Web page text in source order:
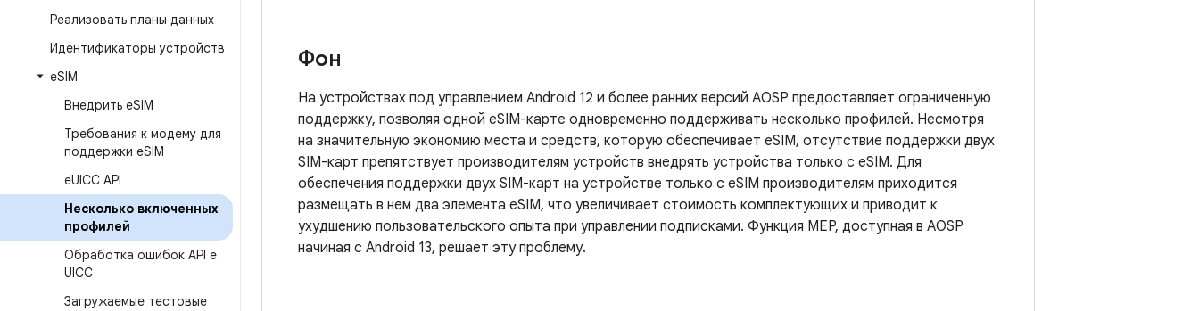
Реализовать планы данных
Идентификаторы устройств
eSIM
Внедрить eSIM
Требования к модему для
поддержки eSIM
eUICC API
Несколько включенных
профилей
Обработка ошибок API e
UICC
Загружаемые тестовые
Фон
На устройствах под управлением Android 12 и более ранних версий AOSP предоставляет ограниченную
поддержку, позволяя одной eSIM-карте одновременно поддерживать несколько профилей. Несмотря
на значительную экономию места и средств, которую обеспечивает eSIM, отсутствие поддержки двух
SIM-карт препятствует производителям устройств внедрять устройства только с eSIM. Для
обеспечения поддержки двух SIM-карт на устройстве только с eSIM производителям приходится
размещать в нем два элемента eSIM, что увеличивает стоимость комплектующих и приводит к
ухудшению пользовательского опыта при управлении подписками. Функция MEP, доступная в AOSP
начиная с Android 13, решает эту проблему.